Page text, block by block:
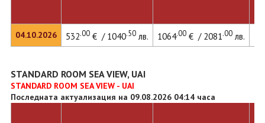
04.10.2026 532.00€ / 1040.50лв. 1064.00€ / 2081.00лв.
STANDARD ROOM SEA VIEW, UAI
STANDARD ROOM SEA VIEW - UAI
Последната актуализация на 09.08.2026 04:14 часа